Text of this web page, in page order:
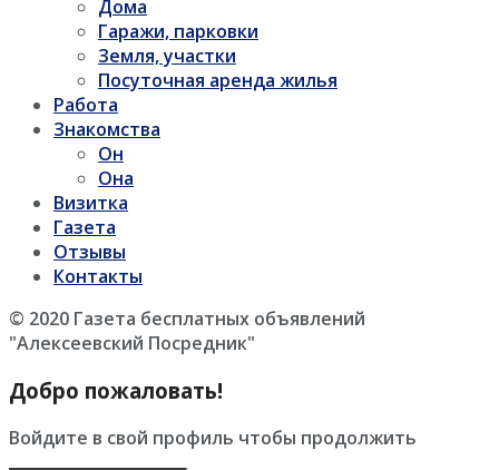
Дома
Гаражи, парковки
Земля, участки
Посуточная аренда жилья
Работа
Знакомства
Он
Она
Визитка
Газета
Отзывы
Контакты
© 2020 Газета бесплатных объявлений
"Алексеевский Посредник"
Добро пожаловать!
Войдите в свой профиль чтобы продолжить